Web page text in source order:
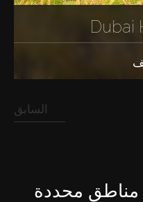
Dubai
السابق
مناطق محددة